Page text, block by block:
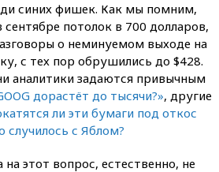
синих фишек. Как мы помним,
потолок в 700 долларов,
о неминуемом выходе на
с тех пор обрушились до $428.
аналитики задаются привычным
дорастёт до тысячи?», другие
ли эти бумаги под откос
случилось с Яблом?
этот вопрос, естественно, не